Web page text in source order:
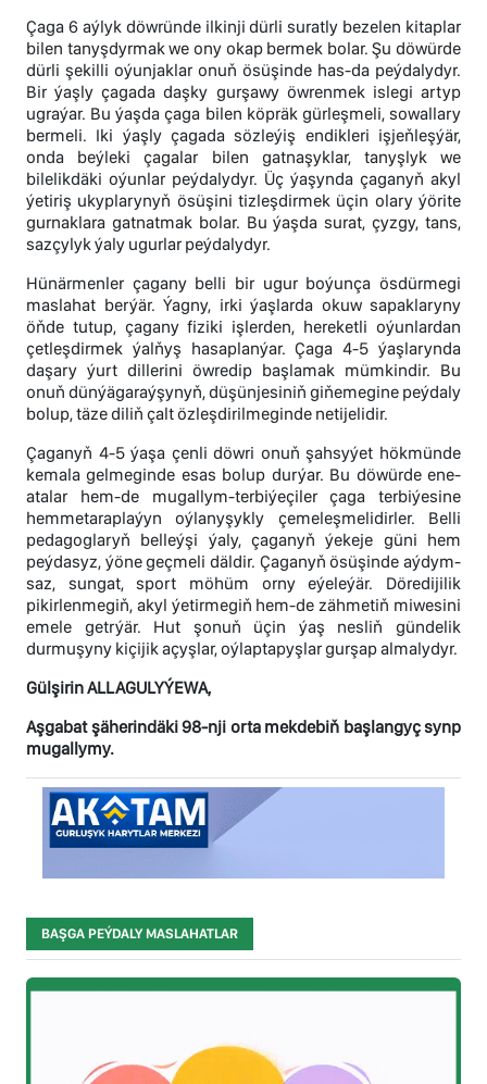
Çaga 6 aýlyk döwründe ilkinji dürli suratly bezelen kitaplar
bilen tanyşdyrmak we ony okap bermek bolar. Şu döwürde
dürli şekilli oýunjaklar onuň ösüşinde has-da peýdalydyr.
Bir ýaşly çagada daşky gurşawy öwrenmek islegi artyp
ugraýar. Bu ýaşda çaga bilen köpräk gürleşmeli, sowallary
bermeli. Iki ýaşly çagada sözleýiş endikleri işjeňleşýär,
onda beýleki çagalar bilen gatnaşyklar, tanyşlyk we
bilelikdäki oýunlar peýdalydyr. Üç ýaşynda çaganyň akyl
ýetiriş ukyplarynyň ösüşini tizleşdirmek üçin olary ýörite
gurnaklara gatnatmak bolar. Bu ýaşda surat, çyzgy, tans,
sazçylyk ýaly ugurlar peýdalydyr.
Hünärmenler çagany belli bir ugur boýunça ösdürmegi
maslahat berýär. Ýagny, irki ýaşlarda okuw sapaklaryny
öňde tutup, çagany fiziki işlerden, hereketli oýunlardan
çetleşdirmek ýalňyş hasaplanýar. Çaga 4-5 ýaşlarynda
daşary ýurt dillerini öwredip başlamak mümkindir. Bu
onuň dünýägaraýşynyň, düşünjesiniň giňemegine peýdaly
bolup, täze diliň çalt özleşdirilmeginde netijelidir.
Çaganyň 4-5 ýaşa çenli döwri onuň şahsyýet hökmünde
kemala gelmeginde esas bolup durýar. Bu döwürde ene-
atalar hem-de mugallym-terbiýeçiler çaga terbiýesine
hemmetaraplaýyn oýlanyşykly çemeleşmelidirler. Belli
pedagoglaryň belleýşi ýaly, çaganyň ýekeje güni hem
peýdasyz, ýöne geçmeli däldir. Çaganyň ösüşinde aýdym-
saz, sungat, sport möhüm orny eýeleýär. Döredijilik
pikirlenmegiň, akyl ýetirmegiň hem-de zähmetiň miwesini
emele getrýär. Hut şonuň üçin ýaş nesliň gündelik
durmuşyny kiçijik açyşlar, oýlaptapyşlar gurşap almalydyr.
Gülşirin ALLAGULYÝEWA,
Aşgabat şäherindäki 98-nji orta mekdebiň başlangyç synp
mugallymy.
BAŞGA PEÝDALY MASLAHATLAR